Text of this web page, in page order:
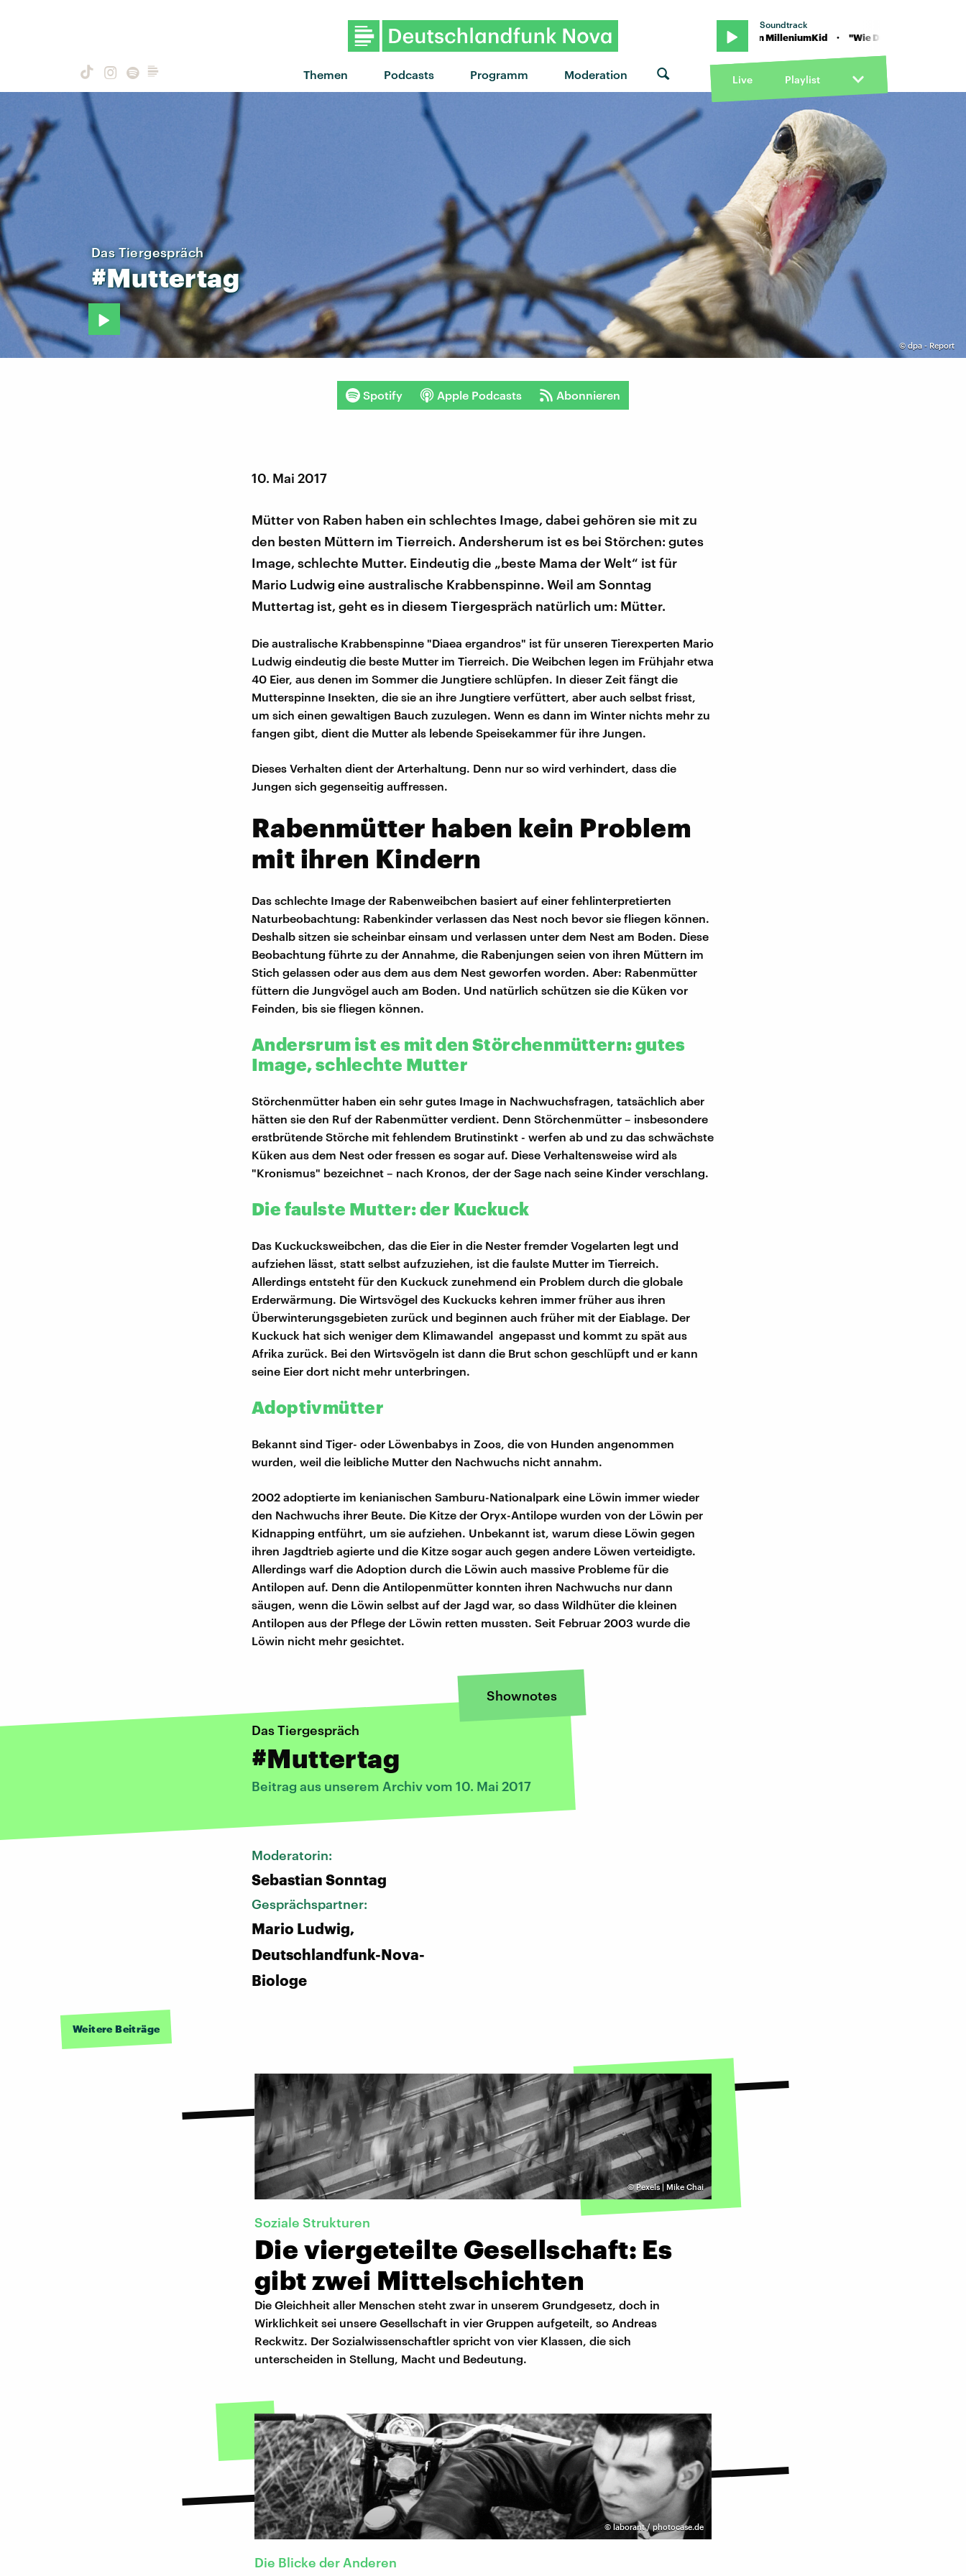
Themen Podcasts Programm Moderation
Soundtrack
"Wie Du" von MilleniumKid · "Wie Du" von MilleniumKid · "Wie Du" von MilleniumKid
Live Playlist
© dpa - Report
Das Tiergespräch
#Muttertag
Spotify Apple Podcasts Abonnieren
10. Mai 2017
Mütter von Raben haben ein schlechtes Image, dabei gehören sie mit zu
den besten Müttern im Tierreich. Andersherum ist es bei Störchen: gutes
Image, schlechte Mutter. Eindeutig die „beste Mama der Welt“ ist für
Mario Ludwig eine australische Krabbenspinne. Weil am Sonntag
Muttertag ist, geht es in diesem Tiergespräch natürlich um: Mütter.
Die australische Krabbenspinne "Diaea ergandros" ist für unseren Tierexperten Mario
Ludwig eindeutig die beste Mutter im Tierreich. Die Weibchen legen im Frühjahr etwa
40 Eier, aus denen im Sommer die Jungtiere schlüpfen. In dieser Zeit fängt die
Mutterspinne Insekten, die sie an ihre Jungtiere verfüttert, aber auch selbst frisst,
um sich einen gewaltigen Bauch zuzulegen. Wenn es dann im Winter nichts mehr zu
fangen gibt, dient die Mutter als lebende Speisekammer für ihre Jungen.
Dieses Verhalten dient der Arterhaltung. Denn nur so wird verhindert, dass die
Jungen sich gegenseitig auffressen.
Rabenmütter haben kein Problem
mit ihren Kindern
Das schlechte Image der Rabenweibchen basiert auf einer fehlinterpretierten
Naturbeobachtung: Rabenkinder verlassen das Nest noch bevor sie fliegen können.
Deshalb sitzen sie scheinbar einsam und verlassen unter dem Nest am Boden. Diese
Beobachtung führte zu der Annahme, die Rabenjungen seien von ihren Müttern im
Stich gelassen oder aus dem aus dem Nest geworfen worden. Aber: Rabenmütter
füttern die Jungvögel auch am Boden. Und natürlich schützen sie die Küken vor
Feinden, bis sie fliegen können.
Andersrum ist es mit den Störchenmüttern: gutes
Image, schlechte Mutter
Störchenmütter haben ein sehr gutes Image in Nachwuchsfragen, tatsächlich aber
hätten sie den Ruf der Rabenmütter verdient. Denn Störchenmütter – insbesondere
erstbrütende Störche mit fehlendem Brutinstinkt - werfen ab und zu das schwächste
Küken aus dem Nest oder fressen es sogar auf. Diese Verhaltensweise wird als
"Kronismus" bezeichnet – nach Kronos, der der Sage nach seine Kinder verschlang.
Die faulste Mutter: der Kuckuck
Das Kuckucksweibchen, das die Eier in die Nester fremder Vogelarten legt und
aufziehen lässt, statt selbst aufzuziehen, ist die faulste Mutter im Tierreich.
Allerdings entsteht für den Kuckuck zunehmend ein Problem durch die globale
Erderwärmung. Die Wirtsvögel des Kuckucks kehren immer früher aus ihren
Überwinterungsgebieten zurück und beginnen auch früher mit der Eiablage. Der
Kuckuck hat sich weniger dem Klimawandel angepasst und kommt zu spät aus
Afrika zurück. Bei den Wirtsvögeln ist dann die Brut schon geschlüpft und er kann
seine Eier dort nicht mehr unterbringen.
Adoptivmütter
Bekannt sind Tiger- oder Löwenbabys in Zoos, die von Hunden angenommen
wurden, weil die leibliche Mutter den Nachwuchs nicht annahm.
2002 adoptierte im kenianischen Samburu-Nationalpark eine Löwin immer wieder
den Nachwuchs ihrer Beute. Die Kitze der Oryx-Antilope wurden von der Löwin per
Kidnapping entführt, um sie aufziehen. Unbekannt ist, warum diese Löwin gegen
ihren Jagdtrieb agierte und die Kitze sogar auch gegen andere Löwen verteidigte.
Allerdings warf die Adoption durch die Löwin auch massive Probleme für die
Antilopen auf. Denn die Antilopenmütter konnten ihren Nachwuchs nur dann
säugen, wenn die Löwin selbst auf der Jagd war, so dass Wildhüter die kleinen
Antilopen aus der Pflege der Löwin retten mussten. Seit Februar 2003 wurde die
Löwin nicht mehr gesichtet.
Shownotes
Das Tiergespräch
#Muttertag
Beitrag aus unserem Archiv vom 10. Mai 2017
Moderatorin:
Sebastian Sonntag
Gesprächspartner:
Mario Ludwig,
Deutschlandfunk-Nova-
Biologe
Weitere Beiträge
©Pexels | Mike Chai
Soziale Strukturen
Die viergeteilte Gesellschaft: Es
gibt zwei Mittelschichten
Die Gleichheit aller Menschen steht zwar in unserem Grundgesetz, doch in
Wirklichkeit sei unsere Gesellschaft in vier Gruppen aufgeteilt, so Andreas
Reckwitz. Der Sozialwissenschaftler spricht von vier Klassen, die sich
unterscheiden in Stellung, Macht und Bedeutung.
© laborant / photocase.de
Die Blicke der Anderen